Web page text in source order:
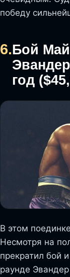
победу
6.Бой
год
В этом
Несмотря на
прекратил бой
раунде